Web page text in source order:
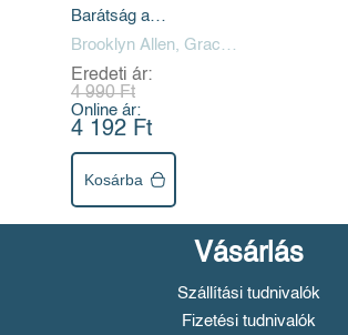
Barátság a
maximumon
Brooklyn Allen, Grace
Ellis, Noelle Stevenson,
Shannon Watters
Eredeti ár:
4 990 Ft
Online ár:
4 192 Ft
Kosárba
Vásárlás
Szállítási tudnivalók
Fizetési tudnivalók